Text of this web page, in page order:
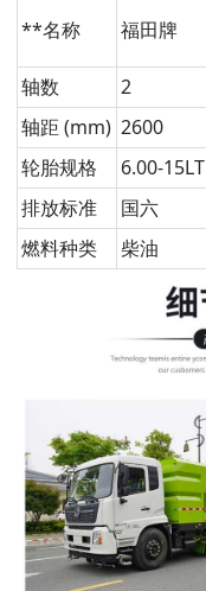
**名称 福田牌
轴数
2
轴距 (mm) 2600
轮胎规格
6.00-15LT
排放标准
国六
燃料种类
柴油